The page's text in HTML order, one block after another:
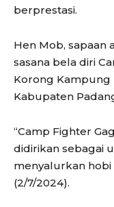
berprestasi.
Hen Mob, sapaan
sasana bela diri
Korong Kampung
Kabupaten
“Camp Fighter
didirikan sebagai
menyalurkan hobi
(2/7/2024).